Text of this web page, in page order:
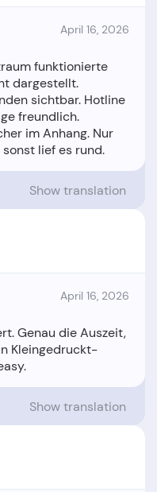
April 16, 2026
funktionierte
dargestellt.
sichtbar. Hotline
freundlich.
im Anhang. Nur
Show translation
April 16, 2026
Genau die Auszeit,
Kleingedruckt-
Show translation